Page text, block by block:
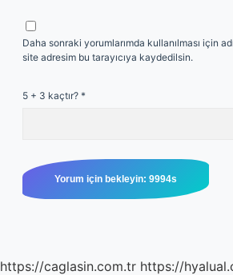
Daha sonraki yorumlarımda kullanılması için
site adresim bu tarayıcıya kaydedilsin.
5 + 3 kaçtır? *
https://caglasin.com.tr https://